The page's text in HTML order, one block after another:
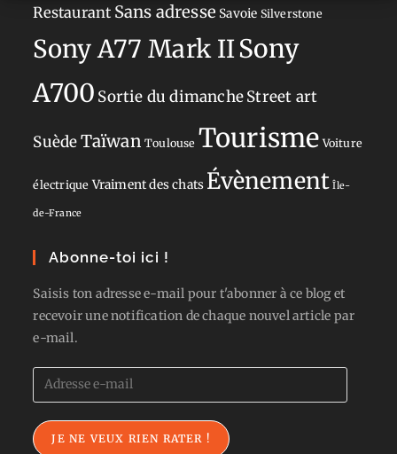
Restaurant Sans adresse Savoie Silverstone
Sony A77 Mark IISony
A700 Sortie du dimancheStreet art
SuèdeTaïwan Toulouse Tourisme Voiture
électrique Vraiment des chats Évènement Île-
de-France
Abonne-toi ici !
Saisis ton adresse e-mail pour t'abonner à ce blog et
recevoir une notification de chaque nouvel article par
e-mail.
Adresse
e-
mail
JE NE VEUX RIEN RATER !